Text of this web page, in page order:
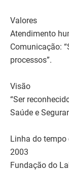
Valores
Atendimento
Comunicação:
processos”.
Visão
“Ser
Saúde e
Linha do tempo
2003
Fundação do